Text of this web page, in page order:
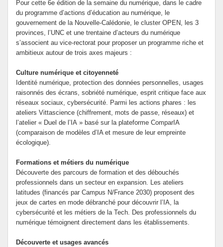
Pour cette 6e édition de la semaine du numérique, dans le cadre
du programme d’actions d’éducation au numérique, le
gouvernement de la Nouvelle-Calédonie, le cluster OPEN, les 3
provinces, l’UNC et une trentaine d’acteurs du numérique
s’associent au vice-rectorat pour proposer un programme riche et
ambitieux autour de trois axes majeurs :
Culture numérique et citoyenneté
Identité numérique, protection des données personnelles, usages
raisonnés des écrans, sobriété numérique, esprit critique face aux
réseaux sociaux, cybersécurité. Parmi les actions phares : les
ateliers Vittascience (chiffrement, mots de passe, réseaux) et
l’atelier « Duel de l’IA » basé sur la plateforme ComparIA
(comparaison de modèles d’IA et mesure de leur empreinte
écologique).
Formations et métiers du numérique
Découverte des parcours de formation et des débouchés
professionnels dans un secteur en expansion. Les ateliers
latitudes (financés par Campus N/France 2030) proposent des
jeux de cartes en mode débranché pour découvrir l’IA, la
cybersécurité et les métiers de la Tech. Des professionnels du
numérique témoignent directement dans les établissements.
Découverte et usages avancés